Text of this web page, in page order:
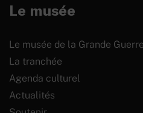
Le musée
Le musée de la Grande
La tranchée
Agenda culturel
Actualités